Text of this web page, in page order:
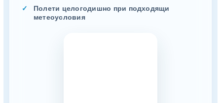
Полети целогодишно при подходящи
метеоусловия